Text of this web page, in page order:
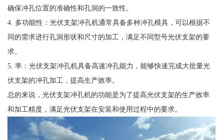
确保冲孔位置的准确性和孔洞的一致性。
4. 多功能性：光伏支架冲孔机通常具备多种冲孔模具，可以根据不
同的需求进行孔洞形状和尺寸的加工，满足不同型号光伏支架的要
求。
5. 率：光伏支架冲孔机具备高速冲孔能力，能够快速完成大批量光
伏支架的冲孔加工，提高生产效率。
总的来说，光伏支架冲孔机的功能是为了提高光伏支架的生产效率
和加工精度，满足光伏支架在安装和使用过程中的要求。